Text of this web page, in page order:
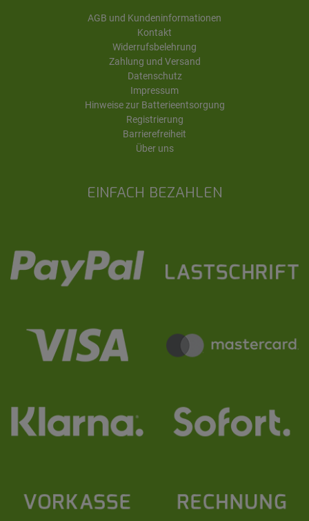
EINFACH BEZAHLEN
AGB und Kundeninformationen
Kontakt
Widerrufsbelehrung
Zahlung und Versand
Datenschutz
Impressum
Hinweise zur Batterieentsorgung
Registrierung
Barrierefreiheit
Über uns